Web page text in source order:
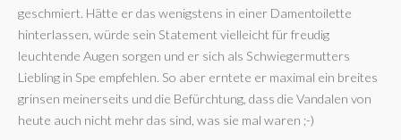
geschmiert. Hätte er das wenigstens in einer Damentoilette
hinterlassen, würde sein Statement vielleicht für freudig
leuchtende Augen sorgen und er sich als Schwiegermutters
Liebling in Spe empfehlen. So aber erntete er maximal ein breites
grinsen meinerseits und die Befürchtung, dass die Vandalen von
heute auch nicht mehr das sind, was sie mal waren ;-)